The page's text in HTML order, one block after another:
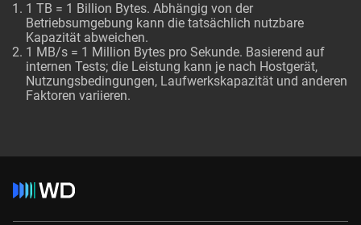
1 TB = 1 Billion Bytes. Abhängig von der
Betriebsumgebung kann die tatsächlich nutzbare
Kapazität abweichen.
1 MB/s = 1 Million Bytes pro Sekunde. Basierend auf
internen Tests; die Leistung kann je nach Hostgerät,
Nutzungsbedingungen, Laufwerkskapazität und anderen
Faktoren variieren.